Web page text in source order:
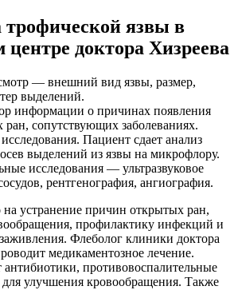
трофической язвы в
доктора Хизреева
— внешний вид язвы, размер,
выделений.
информации о причинах появления
сопутствующих заболеваниях.
Пациент сдает анализ
выделений из язвы на микрофлору.
исследования — ультразвуковое
рентгенография, ангиография.
устранение причин открытых ран,
профилактику инфекций и
Флеболог клиники доктора
медикаментозное лечение.
противовоспалительные
для улучшения кровообращения. Также